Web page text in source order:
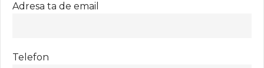
Adresa ta de email
Telefon